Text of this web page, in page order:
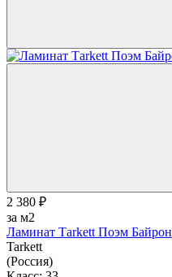
2 380 ₽
за м2
Ламинат Тarkett Поэм Байрон
Tarkett
(Россия)